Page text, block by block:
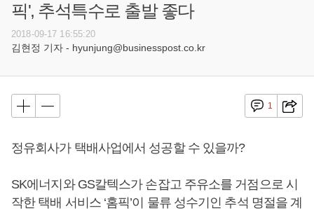
픽', 추석특수로 출발 좋다
2018-09-17 16:55:20
김현정 기자 - hyunjung@businesspost.co.kr
1
정유회사가 택배사업에서 성공할 수 있을까?
SK에너지와 GS칼텍스가 손잡고 주유소를 거점으로 시
작한 택배 서비스 ‘홈픽’이 물류 성수기인 추석 명절을 계